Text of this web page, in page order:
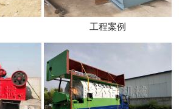
工程案例